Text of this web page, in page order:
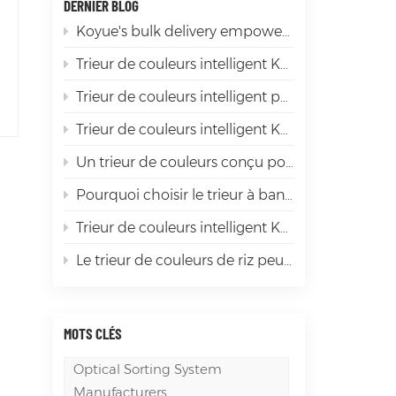
DERNIER BLOG
Koyue's bulk delivery empowers the sorting of premium products
Trieur de couleurs intelligent Koyue : du piment rouge aux ingrédients épicés de première qualité
Trieur de couleurs intelligent pour soja Koyue : élimination efficace des impuretés et sélection de bonnes graines de soja, le « gardien intelligent » pour la transformation du soja
Trieur de couleurs intelligent Koyue : faire briller le tri du mica
Un trieur de couleurs conçu pour la diversité des matériaux mondiaux
Pourquoi choisir le trieur à bande LD1200 ? Ceux qui l'ont déjà utilisé affirment qu'il « en vaut la peine ».
Trieur de couleurs intelligent Koyue : la « révolution de l'efficacité » dans le tri des grains, garantissant que chaque grain est de haute qualité
Le trieur de couleurs de riz peut-il réellement améliorer la valeur de chaque grain de riz ?
MOTS CLÉS
Optical Sorting System
Manufacturers